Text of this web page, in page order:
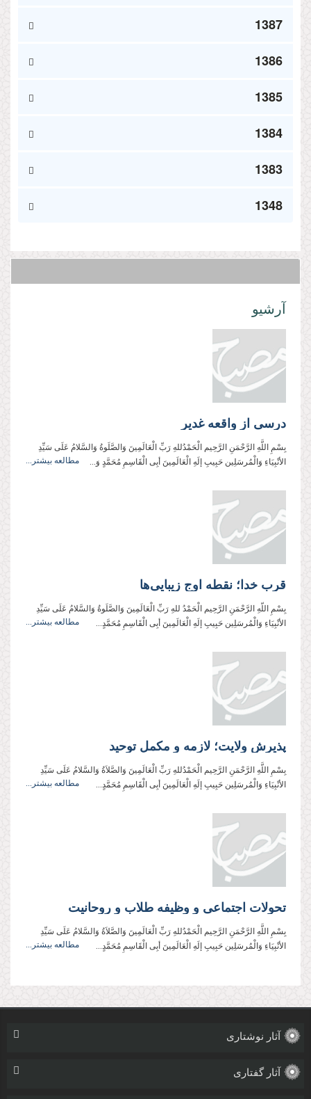
1387
1386
1385
1384
1383
1348
آرشیو
درسی از واقعه غدیر
بِسْمِ اللَّهِ الرَّحْمَنِ الرَّحِيم الْحَمْدُللهِ رَبِّ الْعَالَمِینَ وَالصَّلَوةُ وَالسَّلامُ عَلَی سَیِّدِ
الأنْبِیَاءِ وَالْمُرسَلِین حَبِیبِ إلَهِ الْعَالَمِینَ أبِی الْقَاسِمِ مُحَمَّدٍ وَ...
مطالعه بیشتر...
قرب خدا؛ نقطه اوج زیبایی‌ها
بِسْمِ اللّهِ الرَّحْمَنِ الرَّحِیم الْحَمْدُ للهِ رَبِّ الْعَالَمِینَ وَالصَّلَوةُ وَالسَّلامُ عَلَی سَیِّدِ
الأنْبِیَاءِ وَالْمُرسَلِین حَبِیبِ إلَهِ الْعَالَمِینَ أبِی الْقَاسِمِ مُحَمَّدٍ...
مطالعه بیشتر...
پذيرش ولايت؛ لازمه و مكمل توحيد
بِسْمِ اللَّهِ الرَّحْمَنِ الرَّحِيم الْحَمْدُللهِ رَبِّ الْعَالَمِینَ وَالصَّلاَةُ وَالسَّلامُ عَلَی سَیِّدِ
الأنْبِیَاءِ وَالْمُرسَلِین حَبِیبِ إلَهِ الْعَالَمِینَ أبِی الْقَاسِمِ مُحَمَّدٍ...
مطالعه بیشتر...
تحولات اجتماعی و وظیفه طلاب و روحانیت
بِسْمِ اللَّهِ الرَّحْمَنِ الرَّحِیم الْحَمْدُللهِ رَبِّ الْعَالَمِینَ وَالصَّلاَةُ وَالسَّلامُ عَلَی سَیِّدِ
الأنْبِیَاءِ وَالْمُرسَلِین حَبِیبِ إلَهِ الْعَالَمِینَ أبِی الْقَاسِمِ مُحَمَّدٍ...
مطالعه بیشتر...
آثار نوشتاری
آثار گفتاری